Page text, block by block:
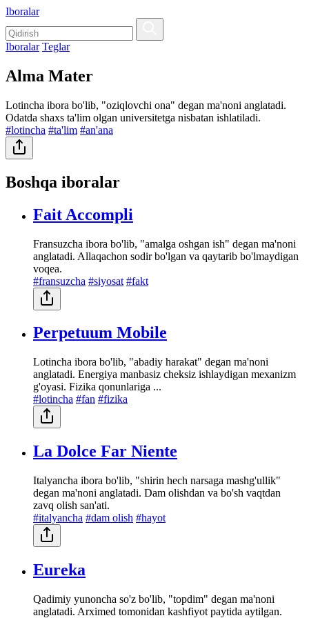
Iboralar
Iboralar Teglar
Alma Mater
Lotincha ibora bo'lib, "oziqlovchi ona" degan ma'noni anglatadi.
Odatda shaxs ta'lim olgan universitetga nisbatan ishlatiladi.
#lotincha #ta'lim #an'ana
Boshqa iboralar
Fait Accompli
Fransuzcha ibora bo'lib, "amalga oshgan ish" degan ma'noni
anglatadi. Allaqachon sodir bo'lgan va qaytarib bo'lmaydigan
voqea.
#fransuzcha #siyosat #fakt
Perpetuum Mobile
Lotincha ibora bo'lib, "abadiy harakat" degan ma'noni
anglatadi. Energiya manbasiz cheksiz ishlaydigan mexanizm
g'oyasi. Fizika qonunlariga ...
#lotincha #fan #fizika
La Dolce Far Niente
Italyancha ibora bo'lib, "shirin hech narsaga mashg'ullik"
degan ma'noni anglatadi. Dam olishdan va bo'sh vaqtdan
zavq olish san'ati.
#italyancha #dam olish #hayot
Eureka
Qadimiy yunoncha so'z bo'lib, "topdim" degan ma'noni
anglatadi. Arximed tomonidan kashfiyot paytida aytilgan.